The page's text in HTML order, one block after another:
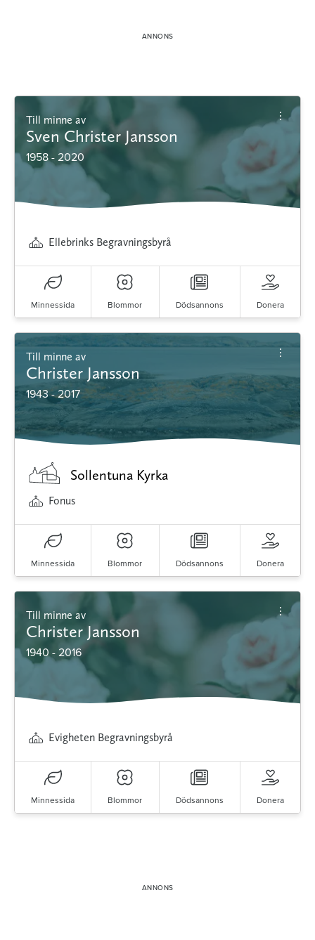
Till minne av
Sven Christer Jansson
1958 - 2020
Ellebrinks Begravningsbyrå
Minnessida Blommor Dödsannons Donera
Till minne av
Christer Jansson
1943 - 2017
Sollentuna Kyrka
Fonus
Minnessida Blommor Dödsannons Donera
Till minne av
Christer Jansson
1940 - 2016
Evigheten Begravningsbyrå
Minnessida Blommor Dödsannons Donera